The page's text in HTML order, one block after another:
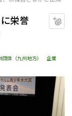
に栄誉
体（九州地方） 企業